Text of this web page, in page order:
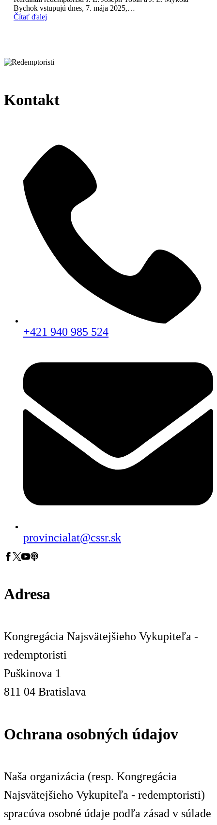
Bychok vstupujú dnes, 7. mája 2025,…
Čítať ďalej
Kontakt
+421 940 985 524
provincialat@cssr.sk
Adresa
Kongregácia Najsvätejšieho Vykupiteľa -
redemptoristi
Puškinova 1
811 04 Bratislava
Ochrana osobných údajov
Naša organizácia (resp. Kongregácia
Najsvätejšieho Vykupiteľa - redemptoristi)
spracúva osobné údaje podľa zásad v súlade